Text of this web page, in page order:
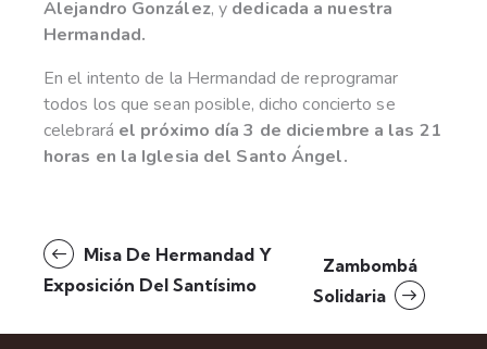
Alejandro González, y dedicada a nuestra
Hermandad.
En el intento de la Hermandad de reprogramar
todos los que sean posible, dicho concierto se
celebrará el próximo día 3 de diciembre a las 21
horas en la Iglesia del Santo Ángel.
N
a
e
Misa De Hermandad Y
Exposición Del Santísimo
Zambombá
Solidaria